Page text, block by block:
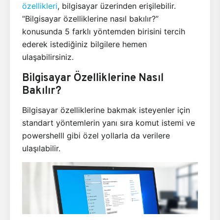
özellikleri, bilgisayar üzerinden erişilebilir.
“Bilgisayar özelliklerine nasıl bakılır?”
konusunda 5 farklı yöntemden birisini tercih
ederek istediğiniz bilgilere hemen
ulaşabilirsiniz.
Bilgisayar Özelliklerine Nasıl
Bakılır?
Bilgisayar özelliklerine bakmak isteyenler için
standart yöntemlerin yanı sıra komut istemi ve
powershelll gibi özel yollarla da verilere
ulaşılabilir.